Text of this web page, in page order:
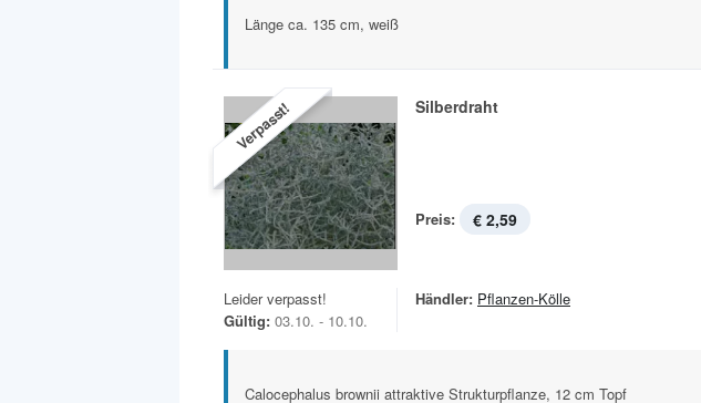
Länge ca. 135 cm, weiß
Verpasst! Silberdraht
Preis: € 2,59
Leider verpasst!
Gültig: 03.10. - 10.10.
Händler: Pflanzen-Kölle
Calocephalus brownii attraktive Strukturpflanze, 12 cm Topf